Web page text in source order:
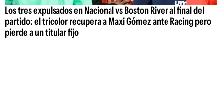
Los tres expulsados en Nacional vs Boston River al final del
partido: el tricolor recupera a Maxi Gómez ante Racing pero
pierde a un titular fijo